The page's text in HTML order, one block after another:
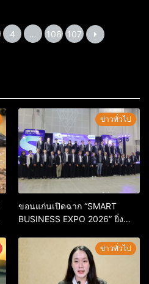
เที่ยวอีสาน
4 … 106 107
ข่าวทั่วไป
ขอนแก่นเปิดฉาก “SMART
BUSINESS EXPO 2026” ยิ่ง
ระดับเศรษฐกิจดิจิทัลอีสานข่าวทั่วไป